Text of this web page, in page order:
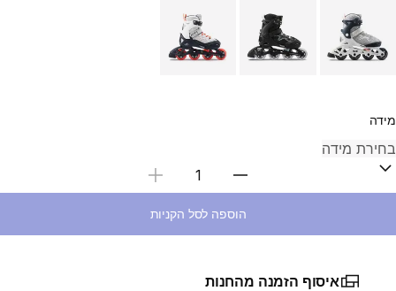
מידה
בחירת כמות
הוספה לסל הקניות
איסוף הזמנה מהחנות